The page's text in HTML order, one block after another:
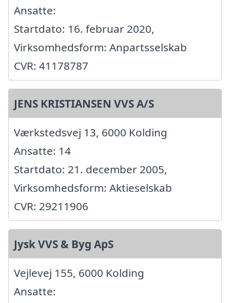
Ansatte:
Startdato: 16. februar 2020,
Virksomhedsform: Anpartsselskab
CVR: 41178787
JENS KRISTIANSEN VVS A/S
Værkstedsvej 13, 6000 Kolding
Ansatte: 14
Startdato: 21. december 2005,
Virksomhedsform: Aktieselskab
CVR: 29211906
Jysk VVS & Byg ApS
Vejlevej 155, 6000 Kolding
Ansatte: